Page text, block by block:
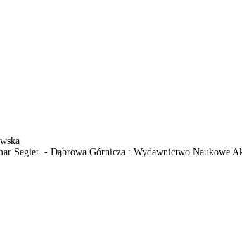
Segiet. - Dąbrowa Górnicza : Wydawnictwo Naukowe